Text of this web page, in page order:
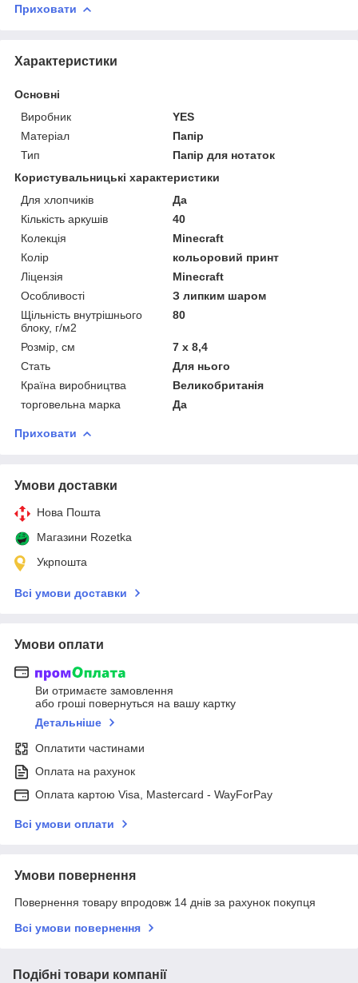
Приховати
Характеристики
Основні
Виробник
YES
Матеріал
Папір
Тип
Папір для нотаток
Користувальницькі характеристики
Для хлопчиків
Да
Кількість аркушів
40
Колекція
Minecraft
Колір
кольоровий принт
Ліцензія
Minecraft
Особливості
З липким шаром
Щільність внутрішнього
блоку, г/м2
80
Розмір, см
7 х 8,4
Стать
Для нього
Країна виробництва
Великобританія
торговельна марка
Да
Приховати
Умови доставки
Нова Пошта
Магазини Rozetka
Укрпошта
Всі умови доставки
Умови оплати
Ви отримаєте замовлення
або гроші повернуться на вашу картку
Детальніше
Оплатити частинами
Оплата на рахунок
Оплата картою Visa, Mastercard - WayForPay
Всі умови оплати
Умови повернення
Повернення товару впродовж 14 днів за рахунок покупця
Всі умови повернення
Подібні товари компанії